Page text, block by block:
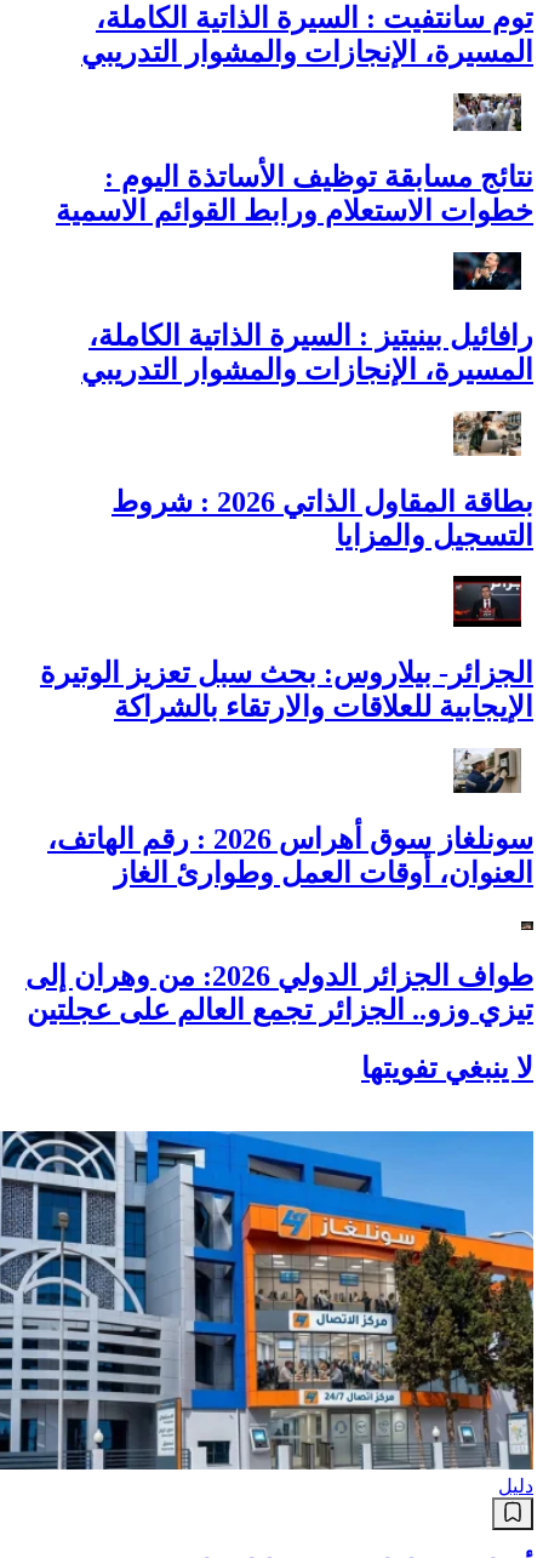
توم سانتفيت : السيرة الذاتية الكاملة،
المسيرة، الإنجازات والمشوار التدريبي
نتائج مسابقة توظيف الأساتذة اليوم :
خطوات الاستعلام ورابط القوائم الاسمية
رافائيل بينيتيز : السيرة الذاتية الكاملة،
المسيرة، الإنجازات والمشوار التدريبي
بطاقة المقاول الذاتي 2026 : شروط
التسجيل والمزايا
الجزائر- بيلاروس: بحث سبل تعزيز الوتيرة
الإيجابية للعلاقات والارتقاء بالشراكة
سونلغاز سوق أهراس 2026 : رقم الهاتف،
العنوان، أوقات العمل وطوارئ الغاز
طواف الجزائر الدولي 2026: من وهران إلى
دليل